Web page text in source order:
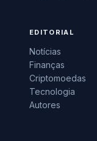
EDITORIAL
Notícias
Finanças
Criptomoedas
Tecnologia
Autores